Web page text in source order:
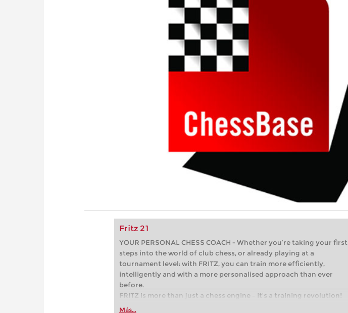
Fritz 21
YOUR PERSONAL CHESS COACH - Whether you’re taking your first
steps into the world of club chess, or already playing at a
tournament level: with FRITZ, you can train more efficiently,
intelligently and with a more personalised approach than ever
before.
FRITZ is more than just a chess engine – it’s a training revolution!
Whether you’re taking your first steps into the world of club chess,
Más...